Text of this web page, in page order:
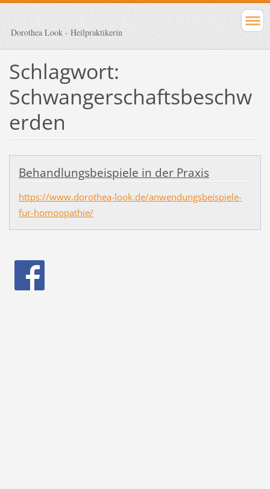
Dorothea Look - Heilpraktikerin
Schlagwort:
Schwangerschaftsbeschw
erden
Behandlungsbeispiele in der Praxis
https://www.dorothea-look.de/anwendungsbeispiele-
fur-homoopathie/